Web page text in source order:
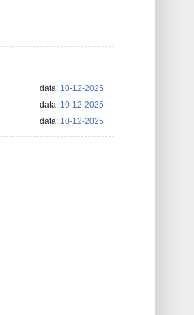
data: 10-12-2025
data: 10-12-2025
data: 10-12-2025